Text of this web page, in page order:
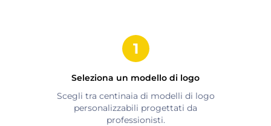
Seleziona un modello di logo
Scegli tra centinaia di modelli di logo
personalizzabili progettati da
professionisti.